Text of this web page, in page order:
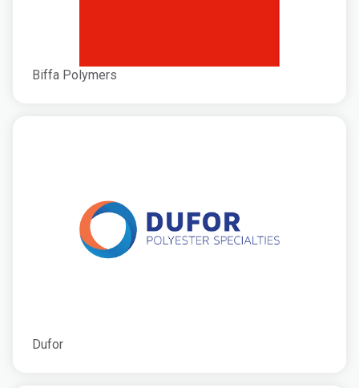
Biffa Polymers
Dufor